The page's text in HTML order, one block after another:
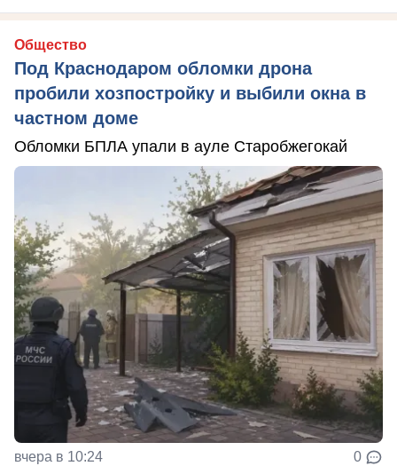
Общество
Под Краснодаром обломки дрона
пробили хозпостройку и выбили окна в
частном доме
Обломки БПЛА упали в ауле Старобжегокай
вчера в 10:24 0